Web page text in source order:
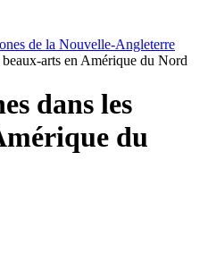
de la Nouvelle-Angleterre
arts en Amérique du Nord
dans les
du